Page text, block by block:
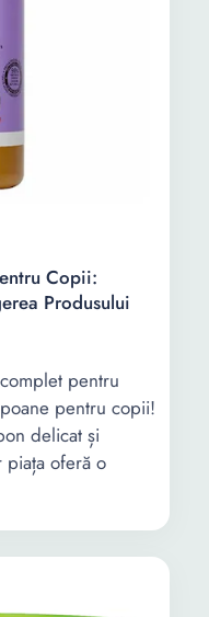
Copii:
Produsului
pentru
pentru copii!
delicat și
oferă o